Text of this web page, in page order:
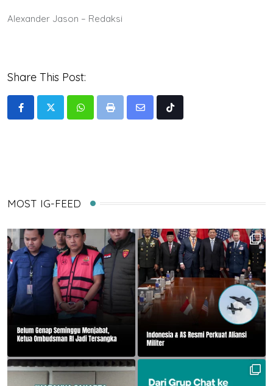
Alexander Jason – Redaksi
Share This Post:
WhatsappPrint
Share
Tiktok
MOST IG-FEED